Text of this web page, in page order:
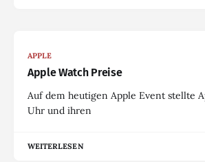
APPLE
Apple Watch Preise
Auf dem heutigen Apple Event stellte
Uhr und ihren
WEITERLESEN